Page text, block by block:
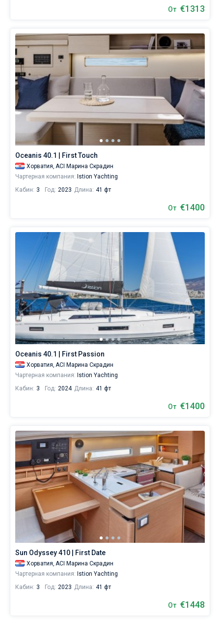
От €1313
Oceanis 40.1 | First Touch
Хорватия, ACI Марина Скрадин
Чартерная компания: Istion Yachting
Кабин: 3 Год: 2023 Длина: 41 фт
От €1400
Oceanis 40.1 | First Passion
Хорватия, ACI Марина Скрадин
Чартерная компания: Istion Yachting
Кабин: 3 Год: 2024 Длина: 41 фт
От €1400
Sun Odyssey 410 | First Date
Хорватия, ACI Марина Скрадин
Чартерная компания: Istion Yachting
Кабин: 3 Год: 2023 Длина: 41 фт
От €1448